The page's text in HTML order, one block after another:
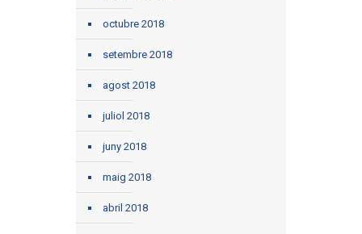
octubre 2018
setembre 2018
agost 2018
juliol 2018
juny 2018
maig 2018
abril 2018